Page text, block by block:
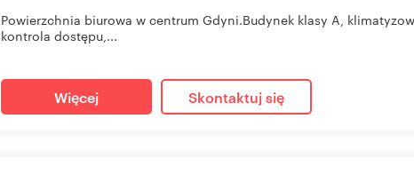
Powierzchnia biurowa w centrum Gdyni.Budynek klasy A,
kontrola dostępu,...
Więcej Skontaktuj się